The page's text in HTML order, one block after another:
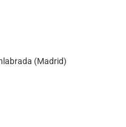
(Madrid)